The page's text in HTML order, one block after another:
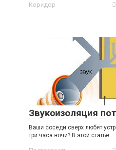
Коридор
Звукоизоляция
Ваши соседи сверх любят
три часа ночи? В этой статье